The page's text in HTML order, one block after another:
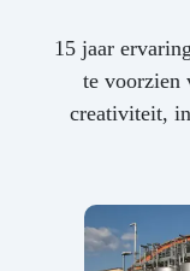
15 jaar
te voorzien
creativiteit,